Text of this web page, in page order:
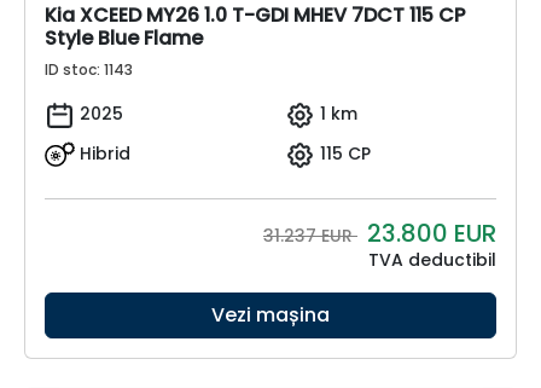
Kia XCEED MY26 1.0 T-GDI MHEV 7DCT 115 CP
Style Blue Flame
ID stoc: 1143
2025
1 km
Hibrid
115 CP
31.237 EUR 23.800 EUR
TVA deductibil
Vezi mașina